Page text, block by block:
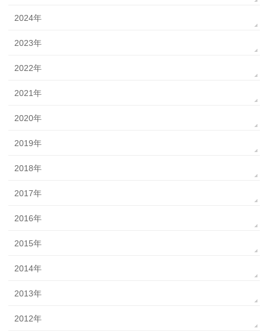
2024年
2023年
2022年
2021年
2020年
2019年
2018年
2017年
2016年
2015年
2014年
2013年
2012年